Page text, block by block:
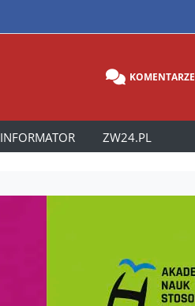
KOMENTARZE
INFORMATOR ZW24.PL